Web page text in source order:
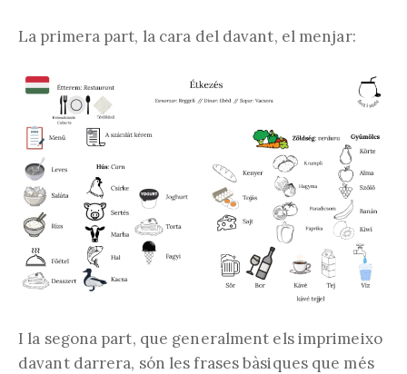
La primera part, la cara del davant, el menjar:
I la segona part, que generalment els imprimeixo
davant darrera, són les frases bàsiques que més